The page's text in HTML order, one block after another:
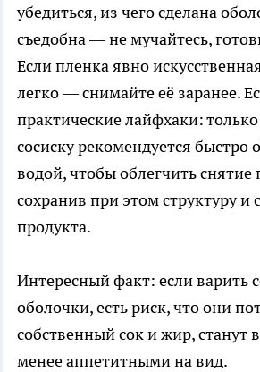
убедиться, из чего сделана
съедобна — не мучайтесь,
Если пленка явно
легко — снимайте её заранее.
практические лайфхаки:
сосиску рекомендуется быстро
водой, чтобы облегчить снятие
сохранив при этом структуру и
продукта.
Интересный факт: если варить
оболочки, есть риск, что они
собственный сок и жир, станут
менее аппетитными на вид.